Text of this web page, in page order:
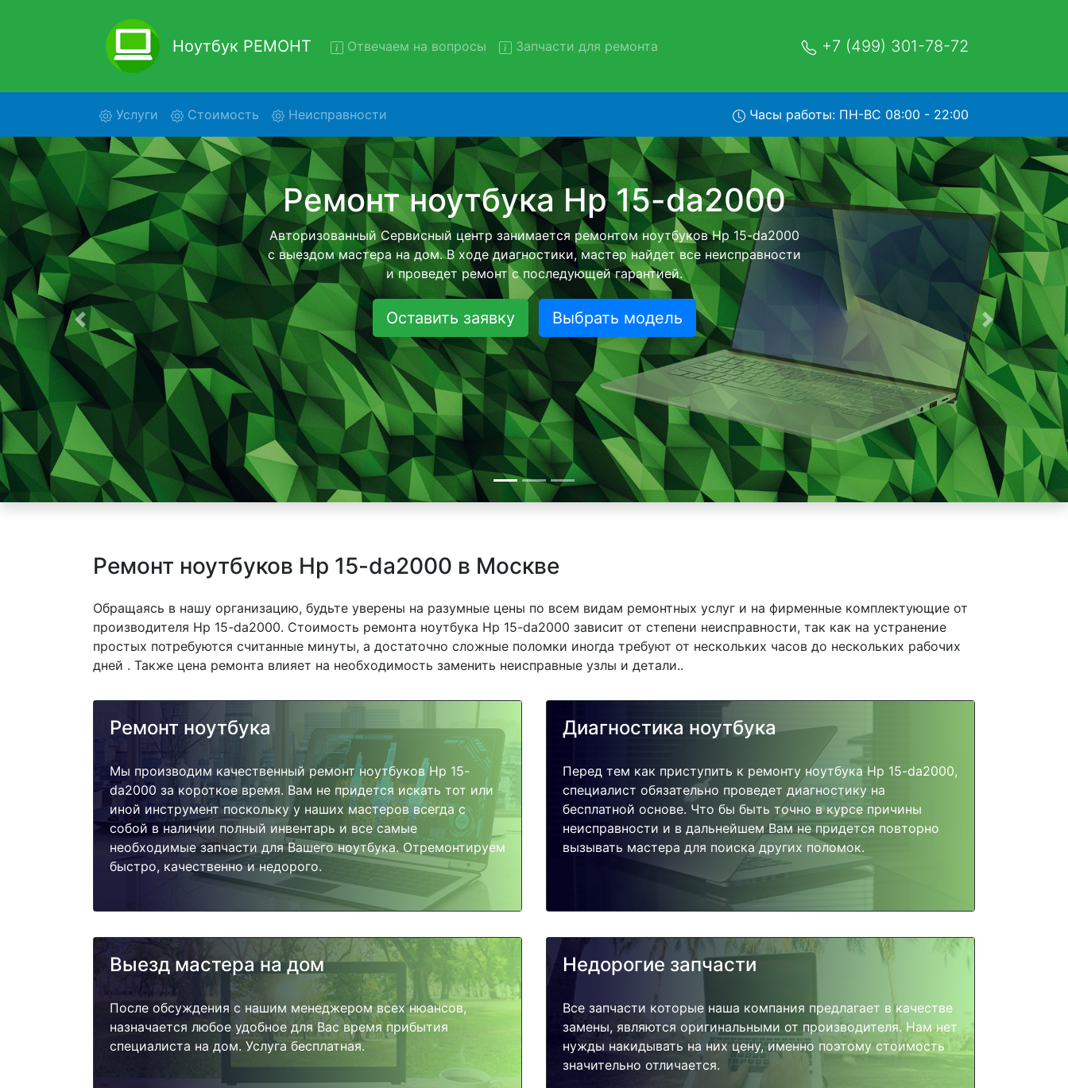
Ноутбук РЕМОНТ Отвечаем на вопросы Запчасти для ремонта +7 (499) 301-78-72
Услуги (current)Стоимость Неисправности Часы работы: ПН-ВС 08:00 - 22:00
Ремонт ноутбуков Hp 15-da2000 с
вывозом в сервис
Ремонт ноутбуков Hp 15-da2000 с вывозом в сервисный центр и обратно - с
помощью нашей бесплатной услуги, специалист заберет Ваш ноутбук для
дальнейшего более детального ремонта. Оговоренная стоимость ремонта
останется неизменно при возвращении видеотехники обратно.
Оставить заявку Выбрать модель
Предыдущая Следующая
Ремонт ноутбуков Hp 15-da2000 в Москве
Обращаясь в нашу организацию, будьте уверены на разумные цены по всем видам ремонтных услуг и на фирменные комплектующие от
производителя Hp 15-da2000. Стоимость ремонта ноутбука Hp 15-da2000 зависит от степени неисправности, так как на устранение
простых потребуются считанные минуты, а достаточно сложные поломки иногда требуют от нескольких часов до нескольких рабочих
дней . Также цена ремонта влияет на необходимость заменить неисправные узлы и детали..
Ремонт ноутбука
Мы производим качественный ремонт ноутбуков Hp 15-
da2000 за короткое время. Вам не придется искать тот или
иной инструмент поскольку у наших мастеров всегда с
собой в наличии полный инвентарь и все самые
необходимые запчасти для Вашего ноутбука. Отремонтируем
быстро, качественно и недорого.
Диагностика ноутбука
Перед тем как приступить к ремонту ноутбука Hp 15-da2000,
специалист обязательно проведет диагностику на
бесплатной основе. Что бы быть точно в курсе причины
неисправности и в дальнейшем Вам не придется повторно
вызывать мастера для поиска других поломок.
Выезд мастера на дом
После обсуждения с нашим менеджером всех нюансов,
назначается любое удобное для Вас время прибытия
специалиста на дом. Услуга бесплатная.
Недорогие запчасти
Все запчасти которые наша компания предлагает в качестве
замены, являются оригинальными от производителя. Нам нет
нужды накидывать на них цену, именно поэтому стоимость
значительно отличается.